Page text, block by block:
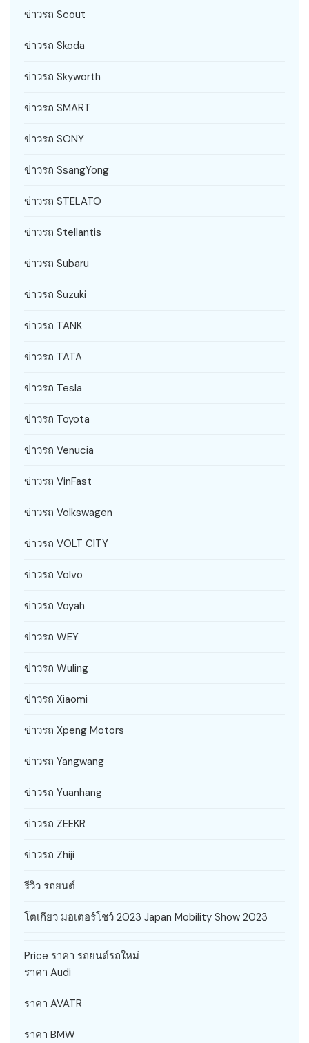
ข่าวรถ Scout
ข่าวรถ Skoda
ข่าวรถ Skyworth
ข่าวรถ SMART
ข่าวรถ SONY
ข่าวรถ SsangYong
ข่าวรถ STELATO
ข่าวรถ Stellantis
ข่าวรถ Subaru
ข่าวรถ Suzuki
ข่าวรถ TANK
ข่าวรถ TATA
ข่าวรถ Tesla
ข่าวรถ Toyota
ข่าวรถ Venucia
ข่าวรถ VinFast
ข่าวรถ Volkswagen
ข่าวรถ VOLT CITY
ข่าวรถ Volvo
ข่าวรถ Voyah
ข่าวรถ WEY
ข่าวรถ Wuling
ข่าวรถ Xiaomi
ข่าวรถ Xpeng Motors
ข่าวรถ Yangwang
ข่าวรถ Yuanhang
ข่าวรถ ZEEKR
ข่าวรถ Zhiji
รีวิว รถยนต์
โตเกียว มอเตอร์โชว์ 2023 Japan Mobility Show 2023
Price ราคา รถยนต์รถใหม่
ราคา Audi
ราคา AVATR
ราคา BMW